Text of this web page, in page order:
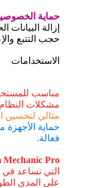
حماية
إزالة
حجب التتبع
الاستخدامات
مناسب
مشكلات
مثالي لتحسين
حماية الأجهزة
فعالة.
Mechanic Pro
التي تساعد في
على المدى